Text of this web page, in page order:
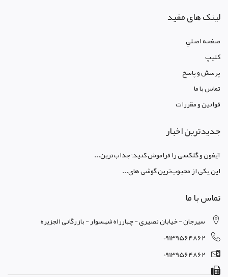
لینک های مفید
صفحه اصلي
کليپ
پرسش و پاسخ
تماس با ما
قوانين و مقررات
جدیدترین اخبار
آیفون و گلکسی را فراموش کنید؛ جذاب‌ترین...
این یکی از محبوب‌ترین گوشی های...
تماس با ما
سیرجان - خیابان نصیری - چهارراه شهسوار - بازرگانی الجزیره
09139564862
09139564862